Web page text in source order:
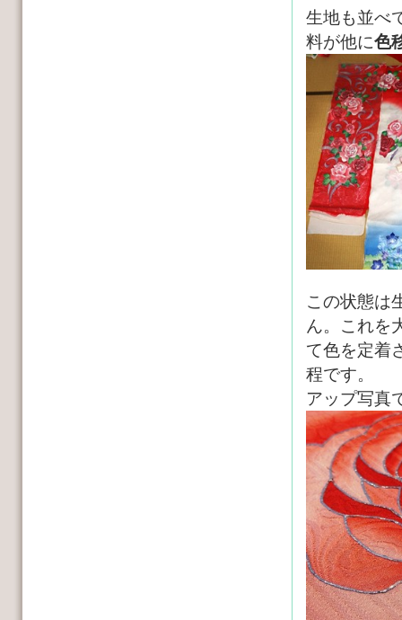
生地も並べ
料が他に色
この状態は
ん。これを
て色を定着
程です。
アップ写真